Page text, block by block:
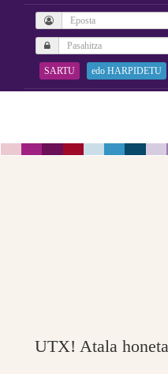
SARTU edo HARPIDETU
UTX! Atala